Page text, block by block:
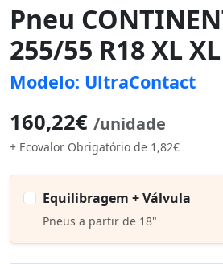
Pneu
255/55 R18 XL
Modelo: UltraContact
160,22€ /unidade
+ Ecovalor Obrigatório de 1,82€
Equilibragem + Válvula
Pneus a partir de 18"